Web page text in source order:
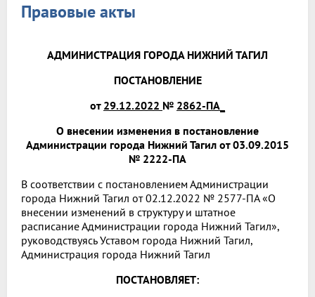
Правовые акты
АДМИНИСТРАЦИЯ ГОРОДА НИЖНИЙ ТАГИЛ
ПОСТАНОВЛЕНИЕ
от 29.12.2022 № 2862-ПА_
О внесении изменения в постановление
Администрации города Нижний Тагил от 03.09.2015
№ 2222-ПА
В соответствии с постановлением Администрации
города Нижний Тагил от 02.12.2022 № 2577-ПА «О
внесении изменений в структуру и штатное
расписание Администрации города Нижний Тагил»,
руководствуясь Уставом города Нижний Тагил,
Администрация города Нижний Тагил
ПОСТАНОВЛЯЕТ: